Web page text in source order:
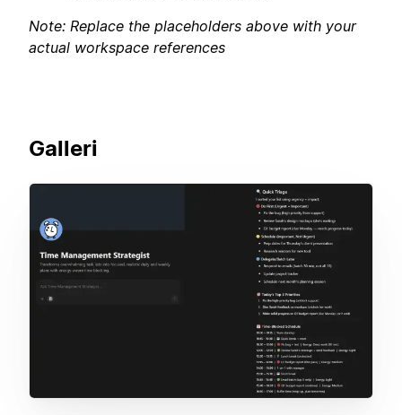
Note: Replace the placeholders above with your
actual workspace references
Galleri